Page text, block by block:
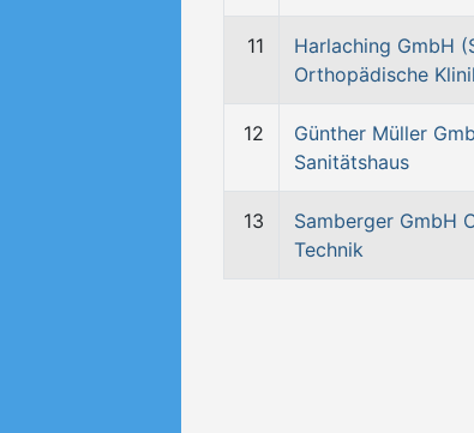
11
Harlaching GmbH
Orthopädische
12
Günther Müller
Sanitätshaus
13
Samberger GmbH
Technik